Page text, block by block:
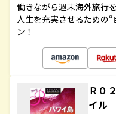
働きながら週末海外旅行
人生を充実させるための
ン！
Ｒ０
イル